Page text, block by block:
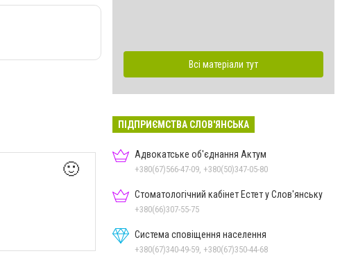
🙂
Всі матеріали тут
ПІДПРИЄМСТВА СЛОВ'ЯНСЬКА
Адвокатське об'єднання Актум
+380(67)566-47-09, +380(50)347-05-80
Стоматологічний кабінет Естет у Слов'янську
+380(66)307-55-75
Система сповіщення населення
+380(67)340-49-59, +380(67)350-44-68